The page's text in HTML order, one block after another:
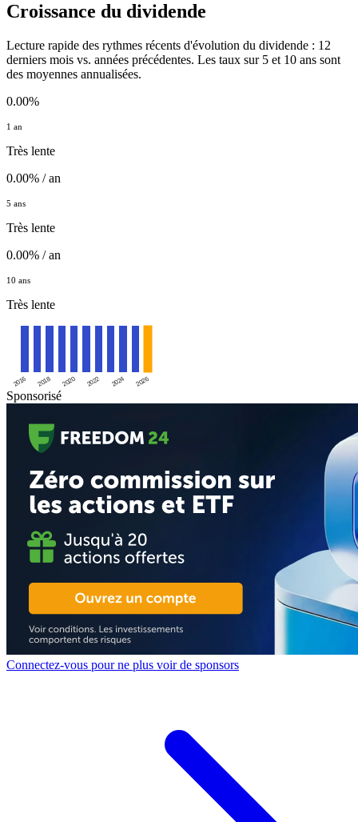
Croissance du dividende
Lecture rapide des rythmes récents d'évolution du dividende : 12
derniers mois vs. années précédentes. Les taux sur 5 et 10 ans sont
des moyennes annualisées.
0.00%
1 an
Très lente
0.00% / an
5 ans
Très lente
0.00% / an
10 ans
Très lente
2016 2018 2020 2022 2024 2026
Sponsorisé
Connectez-vous pour ne plus voir de sponsors